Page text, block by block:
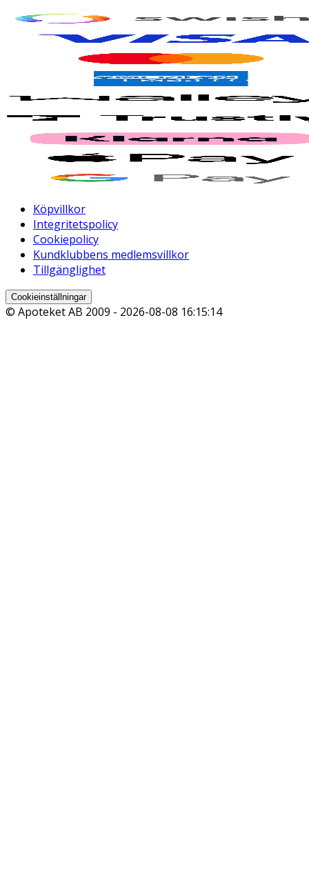
Köpvillkor
Integritetspolicy
Cookiepolicy
Kundklubbens medlemsvillkor
Tillgänglighet
Cookieinställningar
© Apoteket AB 2009 - 2026-08-08 16:15:14